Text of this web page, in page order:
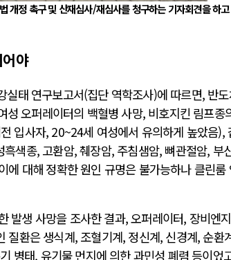
개정 촉구 및 산재심사/재심사를 청구하는 기자회견을 하
야
태 연구보고서(집단 역학조사)에 따르면, 반
오퍼레이터의 백혈병 사망, 비호지킨 림프종
입사자, 20~24세 여성에서 유의하게 높았음),
색종, 고환암, 췌장암, 주침샘암, 뼈관절암, 부
에 대해 정확한 원인 규명은 불가능하나 클린룸
발생 사망을 조사한 결과, 오퍼레이터, 장비엔
질환은 생식계, 조혈기계, 정신계, 신경계, 순환
병태, 유기물 먼지에 의한 과민성 폐렴 등이었